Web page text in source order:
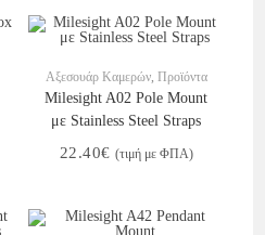
Αξεσουάρ Καμερών, Προϊόντα
Milesight A02 Pole Mount
με Stainless Steel Straps
22.40€ (τιμή με ΦΠΑ)